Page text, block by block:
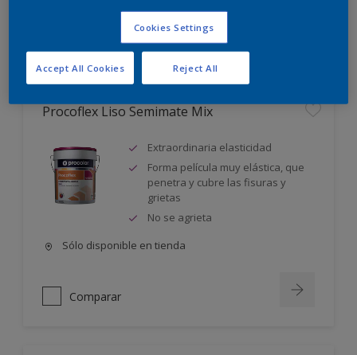
Procoflex Liso Semimate Mix
Extraordinaria elasticidad
Forma película muy elástica, que
penetra y cubre las fisuras y
grietas
No se agrieta
Sólo disponible en tienda
Comparar
Cookies Settings
Reject All
Accept All Cookies